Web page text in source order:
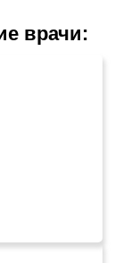
врачи: